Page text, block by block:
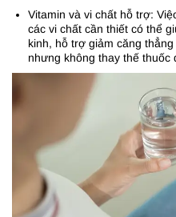
Vitamin và vi chất hỗ trợ:
các vi chất cần thiết có thể
kinh, hỗ trợ giảm căng
nhưng không thay thế thuốc